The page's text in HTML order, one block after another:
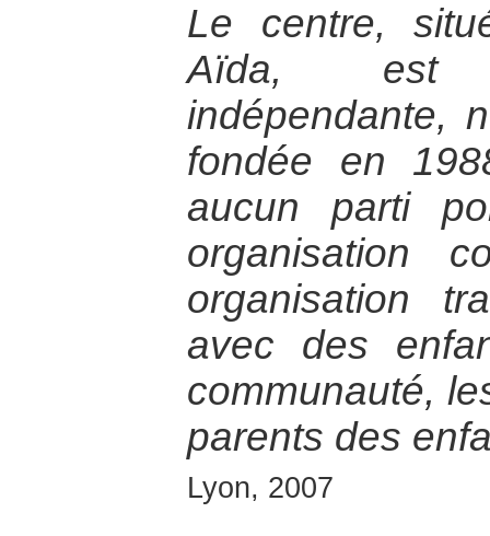
Le centre,
Aïda, est
indépendante,
fondée en
aucun parti
organisation
organisation
avec des
communauté,
parents des
Lyon, 2007